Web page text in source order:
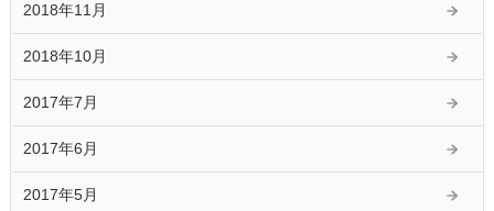
2018年11月
2018年10月
2017年7月
2017年6月
2017年5月